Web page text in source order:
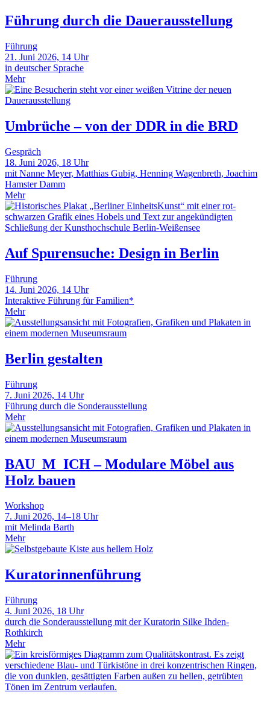
Führung durch die Dauerausstellung
Führung
21. Juni 2026, 14 Uhr
in deutscher Sprache
Mehr
Umbrüche – von der DDR in die BRD
Gespräch
18. Juni 2026, 18 Uhr
mit Nanne Meyer, Matthias Gubig, Henning Wagenbreth, Joachim
Hamster Damm
Mehr
Auf Spurensuche: Design in Berlin
Führung
14. Juni 2026, 14 Uhr
Interaktive Führung für Familien*
Mehr
Berlin gestalten
Führung
7. Juni 2026, 14 Uhr
Führung durch die Sonderausstellung
Mehr
BAU_M_ICH – Modulare Möbel aus
Holz bauen
Workshop
7. Juni 2026, 14–18 Uhr
mit Melinda Barth
Mehr
Kuratorinnenführung
Führung
4. Juni 2026, 18 Uhr
durch die Sonderausstellung mit der Kuratorin Silke Ihden-
Rothkirch
Mehr